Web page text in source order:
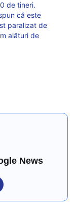
de tineri.
că este
paralizat de
alături de
News